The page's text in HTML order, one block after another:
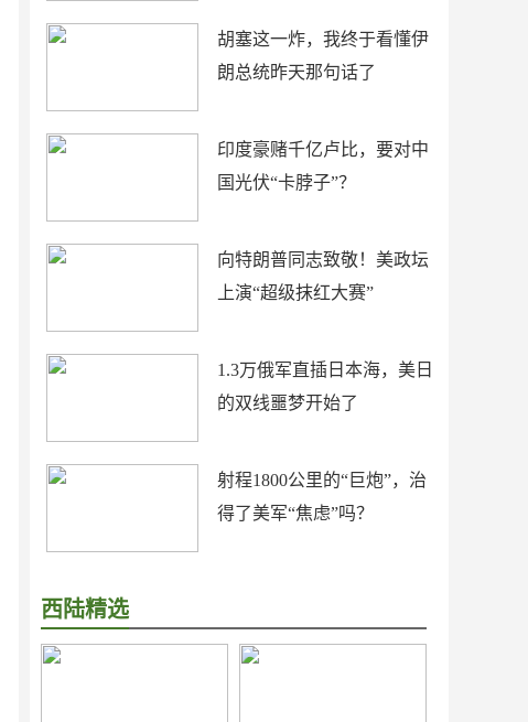
胡塞这一炸，我终于看懂伊
朗总统昨天那句话了
印度豪赌千亿卢比，要对中
国光伏“卡脖子”？
向特朗普同志致敬！美政坛
上演“超级抹红大赛”
1.3万俄军直插日本海，美日
的双线噩梦开始了
射程1800公里的“巨炮”，治
得了美军“焦虑”吗？
西陆精选